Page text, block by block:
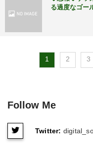
る過度なゴー
1 2 3
Follow Me
Twitter: